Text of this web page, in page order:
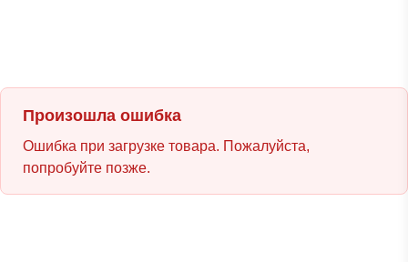
Произошла ошибка
Ошибка при загрузке товара. Пожалуйста,
попробуйте позже.